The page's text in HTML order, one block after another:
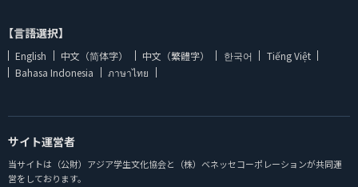
【言語選択】
English 中文（简体字） 中文（繁體字） 한국어
Tiếng Việt
Bahasa Indonesia
ภาษาไทย
サイト運営者
当サイトは（公財）アジア学生文化協会と（株）ベネッセコーポレーションが共同運
営をしております。